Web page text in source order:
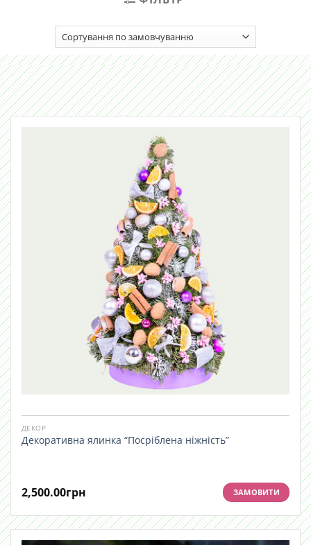
ДЕКОР
Декоративна ялинка “Посріблена ніжність”
2,500.00грн ЗАМОВИТИ